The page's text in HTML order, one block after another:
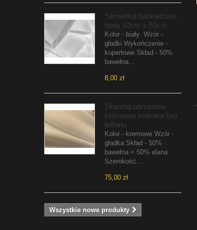
Serwetka bankietowa -
biała 50cm x 50cm
Kolor - biały Wzór -
gładki Wykończenie -
kopertowe Skład - 50%
bawełna...
8,00 zł
Tkanina obrusowa
kremowa matowa bez
teflonu
Kolor - kremowe Wzór -
gładka Skład - 50%
bawełna + 50% elana
Szerokość...
75,00 zł
Wszystkie nowe produkty